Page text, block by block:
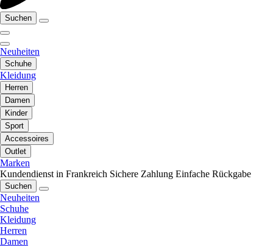
Suchen
Neuheiten
Schuhe
Kleidung
Herren
Damen
Kinder
Sport
Accessoires
Outlet
Marken
Kundendienst in Frankreich Sichere Zahlung Einfache Rückgabe
Suchen
Neuheiten
Schuhe
Kleidung
Herren
Damen